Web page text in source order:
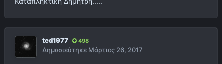
ted1977 498
Δημοσιεύτηκε Μάρτιος 26, 2017